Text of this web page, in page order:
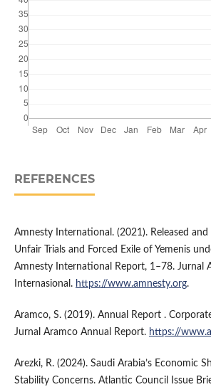
REFERENCES
Amnesty International. (2021). Released and
Unfair Trials and Forced Exile of Yemenis
Amnesty International Report, 1–78. Jurnal
Internasional. https://www.amnesty.org.
Aramco, S. (2019). Annual Report .
Jurnal Aramco Annual Report. https://
Arezki, R. (2024). Saudi Arabia’s Economic
Stability Concerns. Atlantic Council Issue